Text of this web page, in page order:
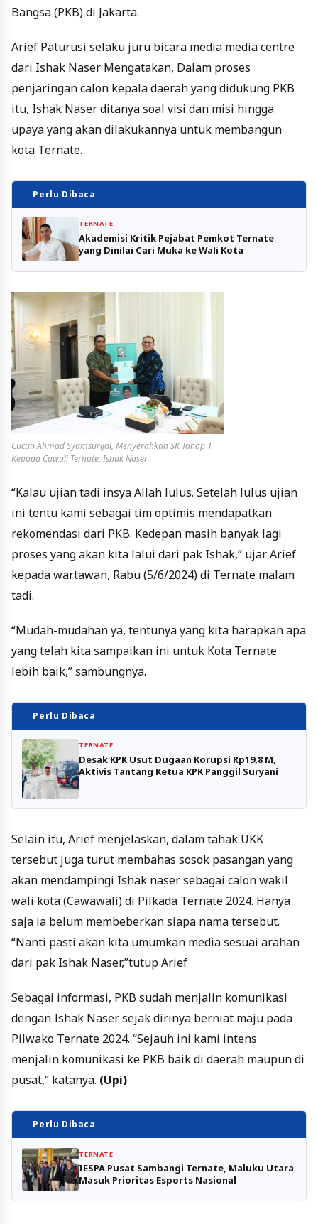
Bangsa (PKB) di Jakarta.
Arief Paturusi selaku juru bicara media media centre
dari Ishak Naser Mengatakan, Dalam proses
penjaringan calon kepala daerah yang didukung PKB
itu, Ishak Naser ditanya soal visi dan misi hingga
upaya yang akan dilakukannya untuk membangun
kota Ternate.
Perlu Dibaca
TERNATE
Akademisi Kritik Pejabat Pemkot Ternate
yang Dinilai Cari Muka ke Wali Kota
Cucun Ahmad Syamsurijal, Menyerahkan SK Tahap 1
Kepada Cawali Ternate, Ishak Naser
“Kalau ujian tadi insya Allah lulus. Setelah lulus ujian
ini tentu kami sebagai tim optimis mendapatkan
rekomendasi dari PKB. Kedepan masih banyak lagi
proses yang akan kita lalui dari pak Ishak,” ujar Arief
kepada wartawan, Rabu (5/6/2024) di Ternate malam
tadi.
“Mudah-mudahan ya, tentunya yang kita harapkan apa
yang telah kita sampaikan ini untuk Kota Ternate
lebih baik,” sambungnya.
Perlu Dibaca
TERNATE
Desak KPK Usut Dugaan Korupsi Rp19,8 M,
Aktivis Tantang Ketua KPK Panggil Suryani
Selain itu, Arief menjelaskan, dalam tahak UKK
tersebut juga turut membahas sosok pasangan yang
akan mendampingi Ishak naser sebagai calon wakil
wali kota (Cawawali) di Pilkada Ternate 2024. Hanya
saja ia belum membeberkan siapa nama tersebut.
“Nanti pasti akan kita umumkan media sesuai arahan
dari pak Ishak Naser,”tutup Arief
Sebagai informasi, PKB sudah menjalin komunikasi
dengan Ishak Naser sejak dirinya berniat maju pada
Pilwako Ternate 2024. “Sejauh ini kami intens
menjalin komunikasi ke PKB baik di daerah maupun di
pusat,” katanya. (Upi)
Perlu Dibaca
TERNATE
IESPA Pusat Sambangi Ternate, Maluku Utara
Masuk Prioritas Esports Nasional